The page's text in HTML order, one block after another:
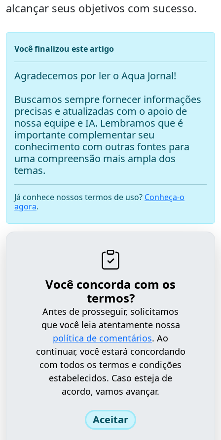
alcançar seus objetivos com sucesso.
Você finalizou este artigo
Agradecemos por ler o Aqua Jornal!
Buscamos sempre fornecer informações
precisas e atualizadas com o apoio de
nossa equipe e IA. Lembramos que é
importante complementar seu
conhecimento com outras fontes para
uma compreensão mais ampla dos
temas.
Já conhece nossos termos de uso? Conheça-o
agora.
Você concorda com os
termos?
Antes de prosseguir, solicitamos
que você leia atentamente nossa
política de comentários. Ao
continuar, você estará concordando
com todos os termos e condições
estabelecidos. Caso esteja de
acordo, vamos avançar.
Aceitar